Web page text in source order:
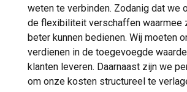
weten te verbinden. Zodanig dat we
de flexibiliteit verschaffen waarmee
beter kunnen bedienen. Wij moeten
verdienen in de toegevoegde
klanten leveren. Daarnaast zijn we
om onze kosten structureel te